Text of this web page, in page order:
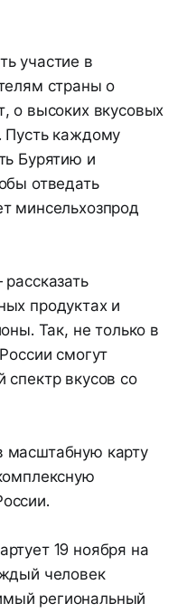
участие в
страны о
о высоких вкусовых
Пусть каждому
Бурятию и
отведать
минсельхозпрод
продуктах и
Так, не только в
смогут
спектр вкусов со
масштабную карту
19 ноября на
человек
региональный